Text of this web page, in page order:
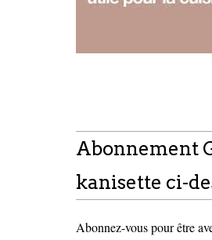
Abonnement
kanisette ci-
Abonnez-vous pour être